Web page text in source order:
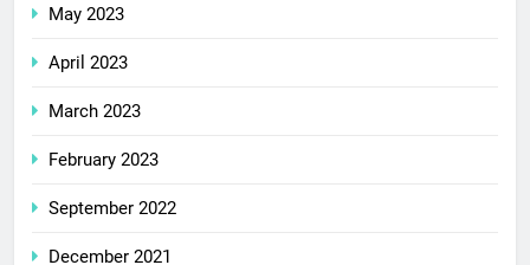
May 2023
April 2023
March 2023
February 2023
September 2022
December 2021